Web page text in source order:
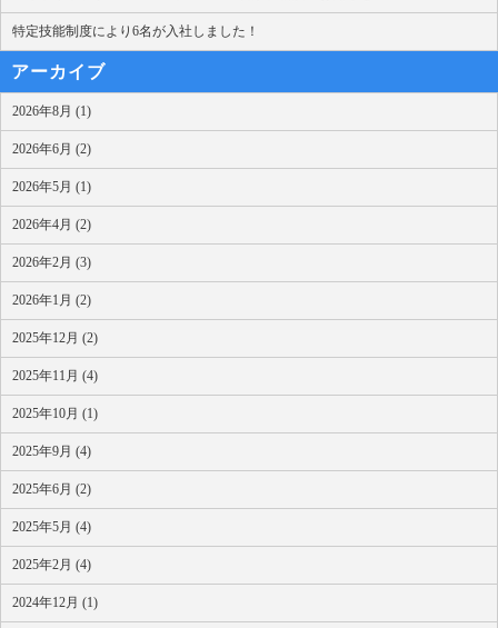
特定技能制度により6名が入社しました！
アーカイブ
2026年8月 (1)
2026年6月 (2)
2026年5月 (1)
2026年4月 (2)
2026年2月 (3)
2026年1月 (2)
2025年12月 (2)
2025年11月 (4)
2025年10月 (1)
2025年9月 (4)
2025年6月 (2)
2025年5月 (4)
2025年2月 (4)
2024年12月 (1)